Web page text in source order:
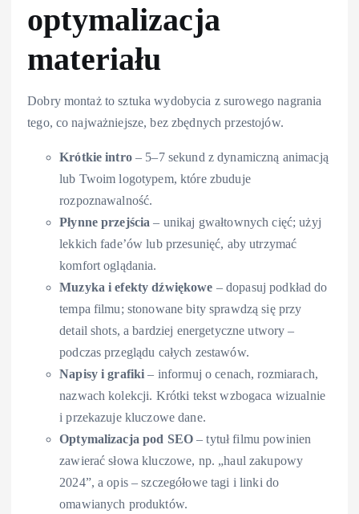
optymalizacja
materiału
Dobry montaż to sztuka wydobycia z surowego nagrania
tego, co najważniejsze, bez zbędnych przestojów.
Krótkie intro– 5–7 sekund z dynamiczną animacją
lub Twoim logotypem, które zbuduje
rozpoznawalność.
Płynne przejścia – unikaj gwałtownych cięć; użyj
lekkich fade’ów lub przesunięć, aby utrzymać
komfort oglądania.
Muzyka i efekty dźwiękowe – dopasuj podkład do
tempa filmu; stonowane bity sprawdzą się przy
detail shots, a bardziej energetyczne utwory –
podczas przeglądu całych zestawów.
Napisy i grafiki – informuj o cenach, rozmiarach,
nazwach kolekcji. Krótki tekst wzbogaca wizualnie
i przekazuje kluczowe dane.
Optymalizacja pod SEO – tytuł filmu powinien
zawierać słowa kluczowe, np. „haul zakupowy
2024”, a opis – szczegółowe tagi i linki do
omawianych produktów.